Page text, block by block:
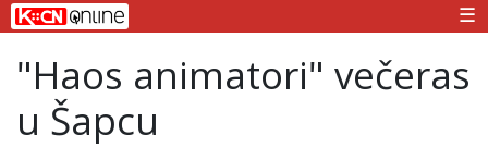
☰
"Haos animatori" večeras
u Šapcu